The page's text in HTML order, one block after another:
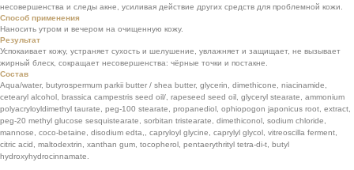
несовершенства и следы акне, усиливая действие других средств для проблемной кожи.
Способ применения
Наносить утром и вечером на очищенную кожу.
Результат
Успокаивает кожу, устраняет сухость и шелушение, увлажняет и защищает, не вызывает
жирный блеск, сокращает несовершенства: чёрные точки и постакне.
Состав
Aqua/water, butyrospermum parkii butter / shea butter, glycerin, dimethicone, niacinamide,
cetearyl alcohol, brassica campestris seed oil/, rapeseed seed oil, glyceryl stearate, ammonium
polyacryloyldimethyl taurate, peg-100 stearate, propanediol, ophiopogon japonicus root, extract,
peg-20 methyl glucose sesquistearate, sorbitan tristearate, dimethiconol, sodium chloride,
mannose, coco-betaine, disodium edta,, capryloyl glycine, caprylyl glycol, vitreoscilla ferment,
citric acid, maltodextrin, xanthan gum, tocopherol, pentaerythrityl tetra-di-t, butyl
hydroxyhydrocinnamate.